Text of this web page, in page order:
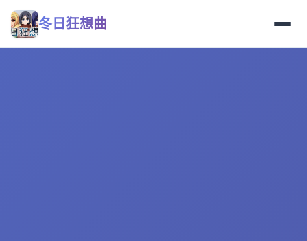
冬日狂想曲